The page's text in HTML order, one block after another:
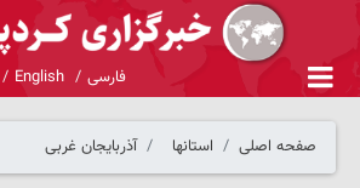
فارسی English
صفحه اصلی استانها آذربایجان غربی